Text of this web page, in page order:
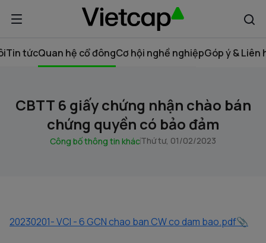
Tin tứcQuan hệ cổ đôngCơ hội nghề nghiệpGóp ý & Liên
CBTT 6 giấy chứng nhận chào bán
chứng quyền có bảo đảm
Công bố thông tin khácThứ tư, 01/02/2023
20230201- VCI - 6 GCN chao ban CW co dam bao.pdf